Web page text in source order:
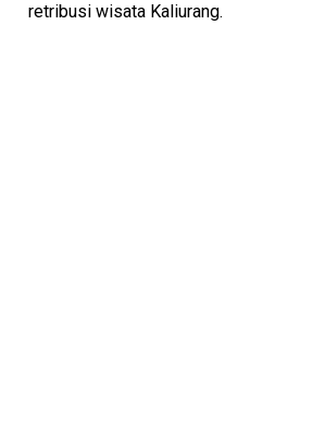
retribusi wisata Kaliurang.